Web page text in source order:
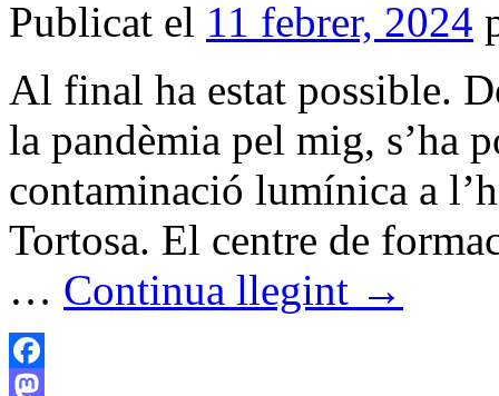
Publicat el 11 febrer, 2024
Al final ha estat possible.
la pandèmia pel mig, s’ha
contaminació lumínica a
Tortosa. El centre de
… Continua llegint →
Facebook